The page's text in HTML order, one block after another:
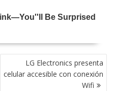
LG Electronics presenta
celular accesible con conexión
Wifi